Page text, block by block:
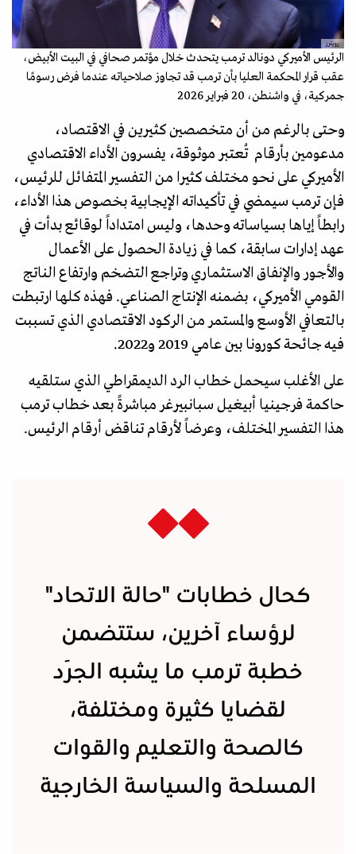
رويترز
الرئيس الأميركي دونالد ترمب يتحدث خلال مؤتمر صحافي في البيت الأبيض،
عقب قرار المحكمة العليا بأن ترمب قد تجاوز صلاحياته عندما فرض رسومًا
جمركية، في واشنطن، 20 فبراير 2026
وحتى بالرغم من أن متخصصين كثيرين في الاقتصاد،
مدعومين بأرقام تُعتبر موثوقة، يفسرون الأداء الاقتصادي
الأميركي على نحو مختلف كثيرا من التفسير المتفائل للرئيس،
فإن ترمب سيمضي في تأكيداته الإيجابية بخصوص هذا الأداء،
رابطاً إياها بسياساته وحدها، وليس امتداداً لوقائع بدأت في
عهد إدارات سابقة، كما في زيادة الحصول على الأعمال
والأجور والإنفاق الاستثماري وتراجع التضخم وارتفاع الناتج
القومي الأميركي، بضمنه الإنتاج الصناعي. فهذه كلها ارتبطت
بالتعافي الأوسع والمستمر من الركود الاقتصادي الذي تسببت
فيه جائحة كورونا بين عامي 2019 و2022.
على الأغلب سيحمل خطاب الرد الديمقراطي الذي ستلقيه
حاكمة فرجينيا أبيغيل سبانبيرغر مباشرةً بعد خطاب ترمب
هذا التفسير المختلف، وعرضاً لأرقام تناقض أرقام الرئيس.
كحال خطابات "حالة الاتحاد"
لرؤساء آخرين، ستتضمن
خطبة ترمب ما يشبه الجَرد
لقضايا كثيرة ومختلفة،
كالصحة والتعليم والقوات
المسلحة والسياسة الخارجية